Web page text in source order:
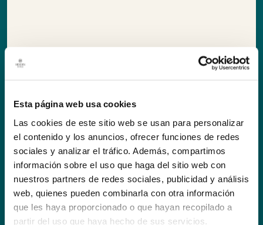
Esta página web usa cookies
Las cookies de este sitio web se usan para personalizar
el contenido y los anuncios, ofrecer funciones de redes
sociales y analizar el tráfico. Además, compartimos
información sobre el uso que haga del sitio web con
nuestros partners de redes sociales, publicidad y análisis
web, quienes pueden combinarla con otra información
que les haya proporcionado o que hayan recopilado a
partir del uso que haya hecho de sus servicios.